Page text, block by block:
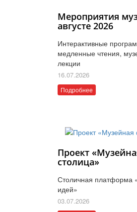
Мероприятия
августе 2026
Интерактивные
медленные чтения,
лекции
16.07.2026
Подробнее
Проект
столица»
Столичная платформа
идей»
03.07.2026